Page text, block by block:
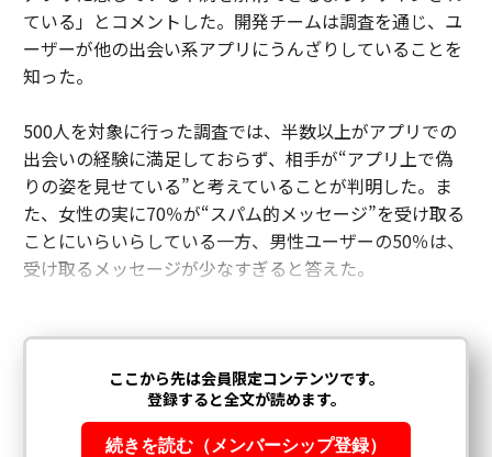
ている」とコメントした。開発チームは調査を通じ、ユ
ーザーが他の出会い系アプリにうんざりしていることを
知った。
500人を対象に行った調査では、半数以上がアプリでの
出会いの経験に満足しておらず、相手が“アプリ上で偽
りの姿を見せている”と考えていることが判明した。ま
た、女性の実に70％が“スパム的メッセージ”を受け取る
ことにいらいらしている一方、男性ユーザーの50％は、
受け取るメッセージが少なすぎると答えた。